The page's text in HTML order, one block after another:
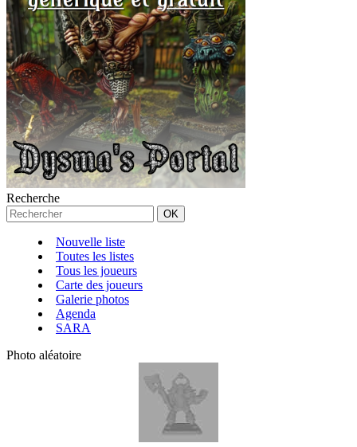
Recherche
Nouvelle liste
Toutes les listes
Tous les joueurs
Carte des joueurs
Galerie photos
Agenda
SARA
Photo aléatoire